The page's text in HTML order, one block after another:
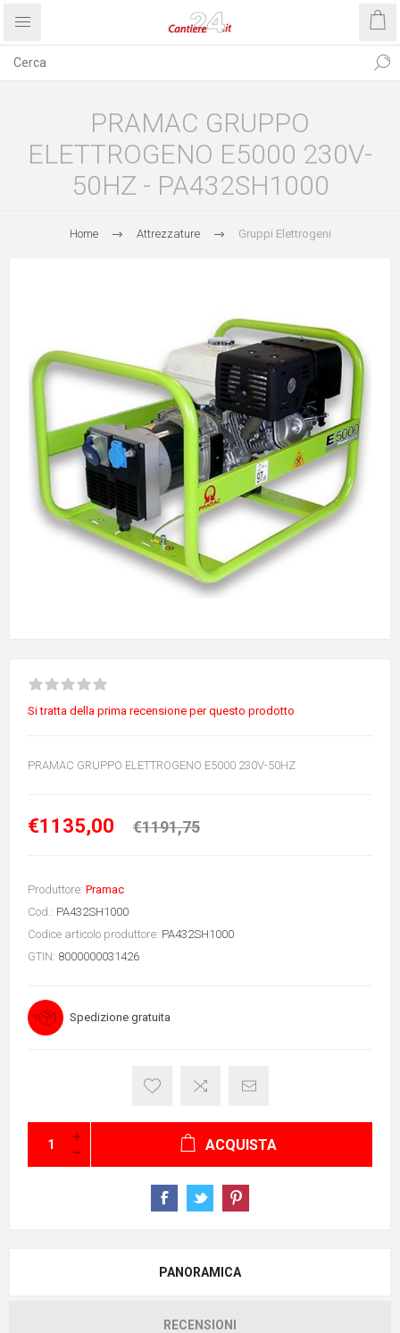
PRAMAC GRUPPO
ELETTROGENO E5000 230V-
50HZ - PA432SH1000
Home Attrezzature Gruppi Elettrogeni
Si tratta della prima recensione per questo prodotto
PRAMAC GRUPPO ELETTROGENO E5000 230V-50HZ
€1135,00 €1191,75
Produttore: Pramac
Cod.: PA432SH1000
Codice articolo produttore: PA432SH1000
GTIN: 8000000031426
Spedizione gratuita
ACQUISTA
PANORAMICA
RECENSIONI